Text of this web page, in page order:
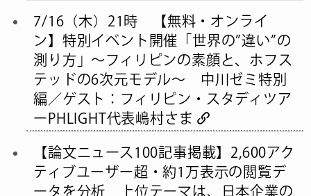
7/16（木）21時 【無料・オンライ
ン】特別イベント開催「世界の”違い”の
測り方」〜フィリピンの素顔と、ホフス
テッドの6次元モデル〜 中川ゼミ特別
編／ゲスト：フィリピン・スタディツア
ーPHLIGHT代表嶋村さま
【論文ニュース100記事掲載】2,600アク
ティブユーザー超・約1万表示の閲覧デ
ータを分析 上位テーマは、日本企業の